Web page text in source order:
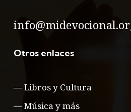
Otros enlaces
—Libros y Cultura
—Música y más